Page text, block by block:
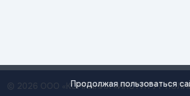
© 2026 ООО «КОМПАНИЯ «ИНСТИТУТ
Продолжая пользоваться